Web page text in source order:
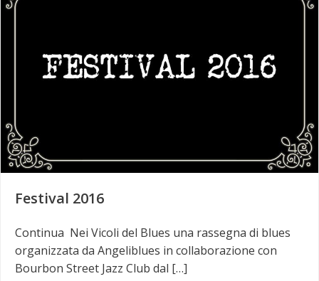
Festival 2016
Continua Nei Vicoli del Blues una rassegna di blues
organizzata da Angeliblues in collaborazione con
Bourbon Street Jazz Club dal […]